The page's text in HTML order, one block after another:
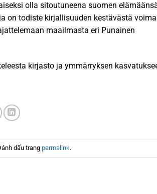
olla sitoutuneena suomen
on todiste kirjallisuuden kestävästä
maailmasta eri Punainen
kirjasto ja ymmärryksen
dấu trangpermalink.